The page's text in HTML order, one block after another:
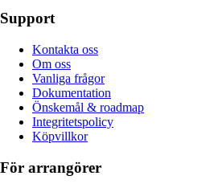
Support
Kontakta oss
Om oss
Vanliga frågor
Dokumentation
Önskemål & roadmap
Integritetspolicy
Köpvillkor
För arrangörer